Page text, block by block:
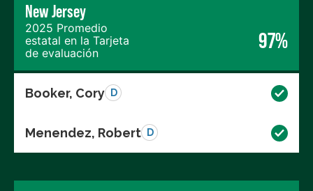
New Jersey
2025 Promedio
estatal en la Tarjeta
de evaluación
97%
Booker, Cory D
Menendez, Robert D